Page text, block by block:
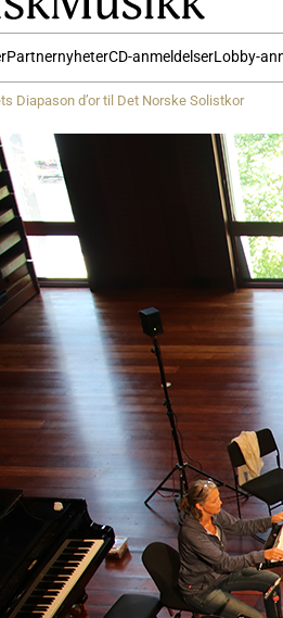
PartnernyheterCD-anmeldelserLobby-
Diapason d’or til Det Norske Solistkor